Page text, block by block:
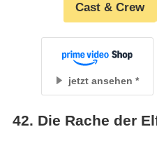
Cast & Crew
jetzt ansehen
42. Die Rache der